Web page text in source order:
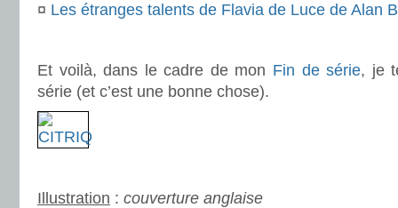
¤ Les étranges talents de Flavia de Luce de Alan
Et voilà, dans le cadre de mon Fin de série, je
série (et c’est une bonne chose).
Illustration : couverture anglaise